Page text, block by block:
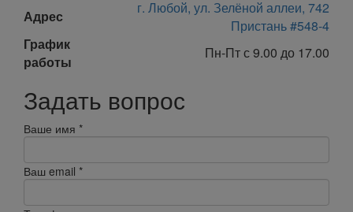
Адрес
г. Любой, ул. Зелёной аллеи, 742
Пристань #548-4
График
работы
Пн-Пт с 9.00 до 17.00
Задать вопрос
Ваше имя *
Ваш email *